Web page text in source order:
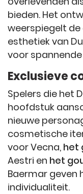
bieden. Het
weerspiegelt de
esthetiek van
voor
Exclusieve
Spelers die het
hoofdstuk
nieuwe
cosmetische
voor Vecna, het
Aestri en het
Baermar geven
individualiteit.